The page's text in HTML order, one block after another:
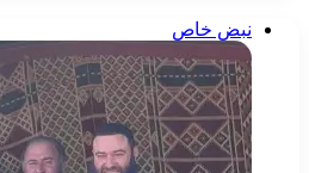
نبض خاص